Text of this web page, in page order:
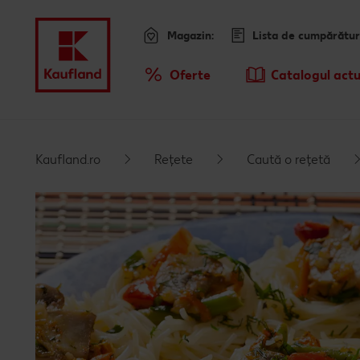
Subsol
Bară laterală fixă
Meniu Oferte Catalogul
Magazin: Lista de
Kaufland.ro Rețete Caută o rețetă